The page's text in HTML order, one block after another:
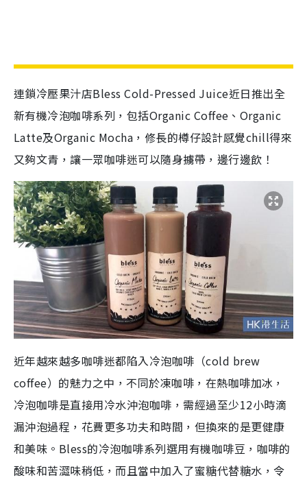
連鎖冷壓果汁店Bless Cold-Pressed Juice近日推出全
新有機冷泡咖啡系列，包括Organic Coffee、Organic
Latte及Organic Mocha，修長的樽仔設計感覺chill得來
又夠文青，讓一眾咖啡迷可以隨身擄帶，邊行邊飲！
近年越來越多咖啡迷都陷入冷泡咖啡（cold brew
coffee）的魅力之中，不同於凍咖啡，在熱咖啡加冰，
冷泡咖啡是直接用冷水沖泡咖啡，需經過至少12小時滴
漏沖泡過程，花費更多功夫和時間，但換來的是更健康
和美味。Bless的冷泡咖啡系列選用有機咖啡豆，咖啡的
酸味和苦澀味稍低，而且當中加入了蜜糖代替糖水，令